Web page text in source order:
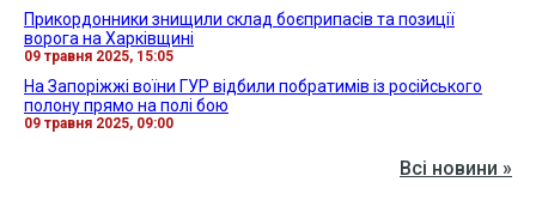
Прикордонники знищили склад боєприпасів та позиції
ворога на Харківщині
09 травня 2025, 15:05
На Запоріжжі воїни ГУР відбили побратимів із російського
полону прямо на полі бою
09 травня 2025, 09:00
Всі новини »